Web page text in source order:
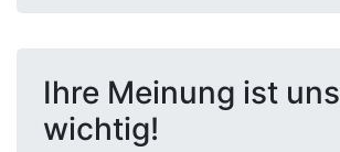
Ihre Meinung ist uns
wichtig!